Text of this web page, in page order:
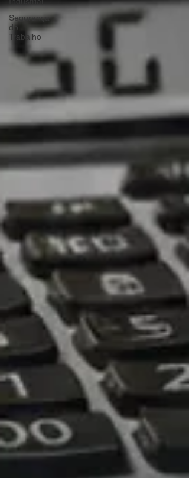
Segurança
do
Trabalho